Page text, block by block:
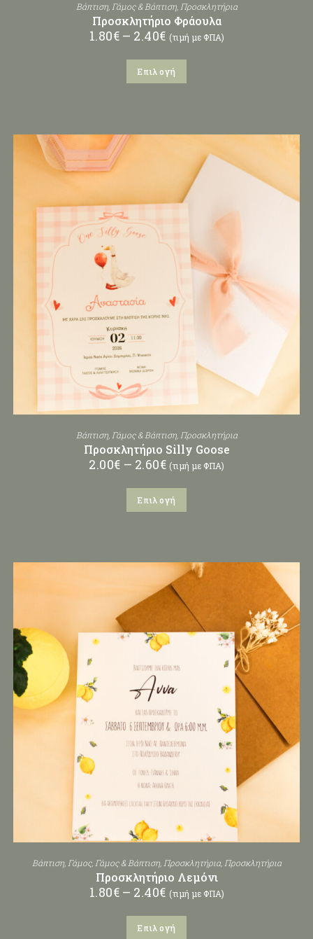
Βάπτιση,Γάμος & Βάπτιση,Προσκλητήρια
Προσκλητήριο Φράουλα
1.80€ – 2.40€ (τιμή με ΦΠΑ)
Επιλογή
Βάπτιση, Γάμος & Βάπτιση, Προσκλητήρια
Προσκλητήριο Silly Goose
2.00€ – 2.60€ (τιμή με ΦΠΑ)
Επιλογή
Βάπτιση,Γάμος,Γάμος & Βάπτιση,Προσκλητήρια,Προσκλητήρια
Προσκλητήριο Λεμόνι
1.80€ – 2.40€ (τιμή με ΦΠΑ)
Επιλογή